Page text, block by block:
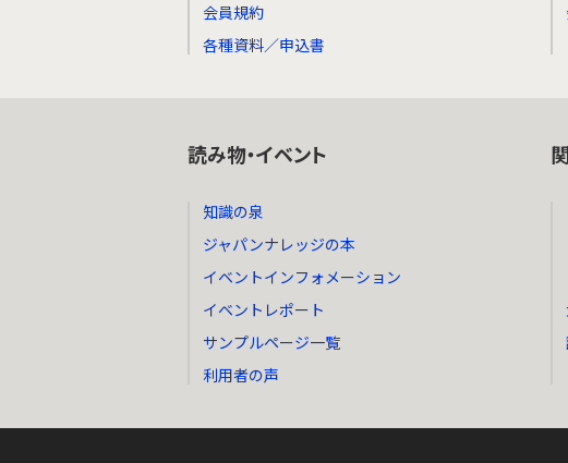
会員規約
各種資料／申込書
読み物・イベント
知識の泉
ジャパンナレッジの本
イベントインフォメーション
イベントレポート
サンプルページ一覧
利用者の声